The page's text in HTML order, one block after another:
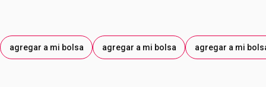
agregar a mi bolsa agregar a mi bolsa agregar a mi